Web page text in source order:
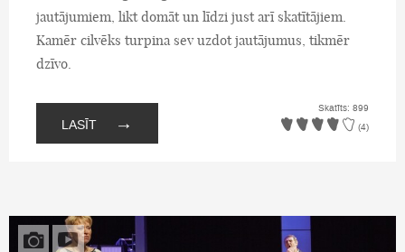
jautājumiem, likt domāt un līdzi just arī skatītājiem.
Kamēr cilvēks turpina sev uzdot jautājumus, tikmēr
dzīvo.
LASĪT →
Skatīts: 899
(4)